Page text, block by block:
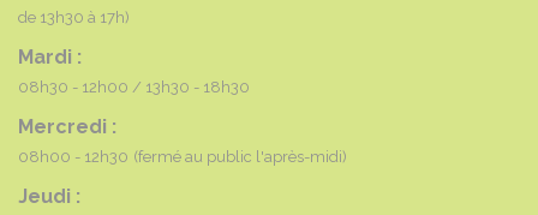
de 13h30 à 17h)
Mardi :
08h30 - 12h00 13h30 - 18h30
Mercredi :
08h00 - 12h30 (fermé au public l'après-midi)
Jeudi :